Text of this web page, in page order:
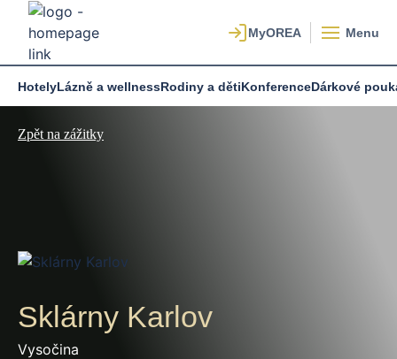
Menu
HotelyLázně a wellnessRodiny a dětiKonferenceDárkové
Zpět na zážitky
Sklárny Karlov
Vysočina